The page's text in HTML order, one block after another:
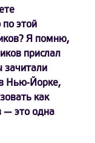
этой
Я помню,
прислал
зачитали
Нью-Йорке,
как
— это одна